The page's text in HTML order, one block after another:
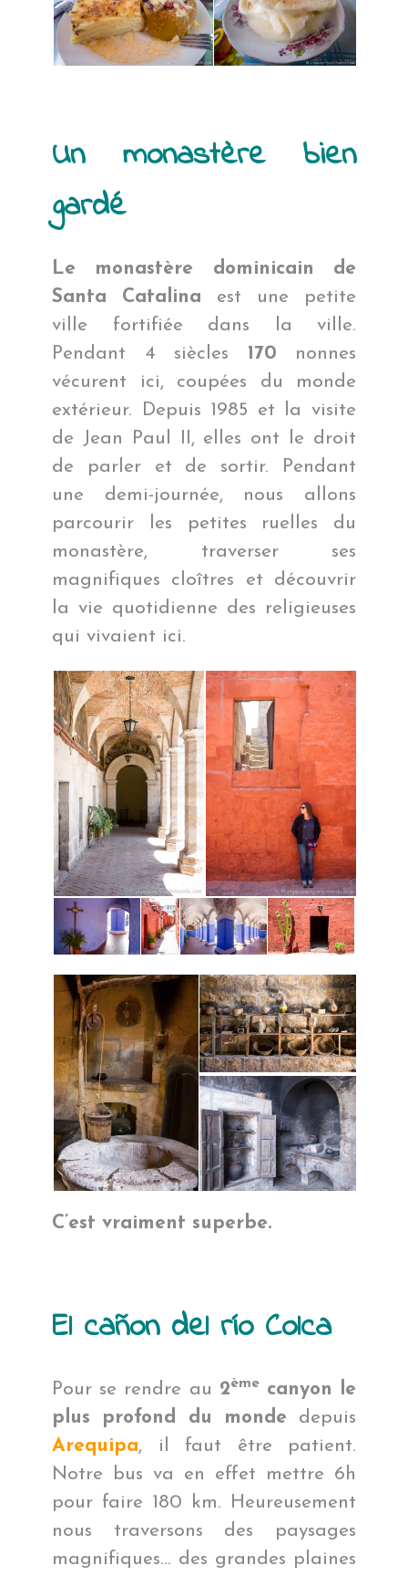
Un monastère bien
gardé
Le monastère dominicain de
Santa Catalina est une petite
ville fortifiée dans la ville.
Pendant 4 siècles 170 nonnes
vécurent ici, coupées du monde
extérieur. Depuis 1985 et la visite
de Jean Paul II, elles ont le droit
de parler et de sortir. Pendant
une demi-journée, nous allons
parcourir les petites ruelles du
monastère, traverser ses
magnifiques cloîtres et découvrir
la vie quotidienne des religieuses
qui vivaient ici.
C’est vraiment superbe.
El cañon del río Colca
Pour se rendre au 2èmecanyon le
plus profond du monde depuis
Arequipa, il faut être patient.
Notre bus va en effet mettre 6h
pour faire 180 km. Heureusement
nous traversons des paysages
magnifiques… des grandes plaines